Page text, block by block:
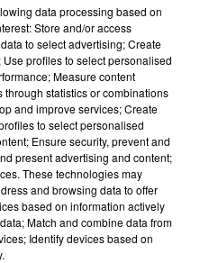
pistes :
ILLICO DES BAUX
Laroche :
data processing based on
Store and/or access
to select advertising; Create
profiles to select personalised
Measure content
statistics or combinations
and improve services; Create
to select personalised
Ensure security, prevent and
present advertising and content;
These technologies may
and browsing data to offer
based on information actively
Match and combine data from
Identify devices based on